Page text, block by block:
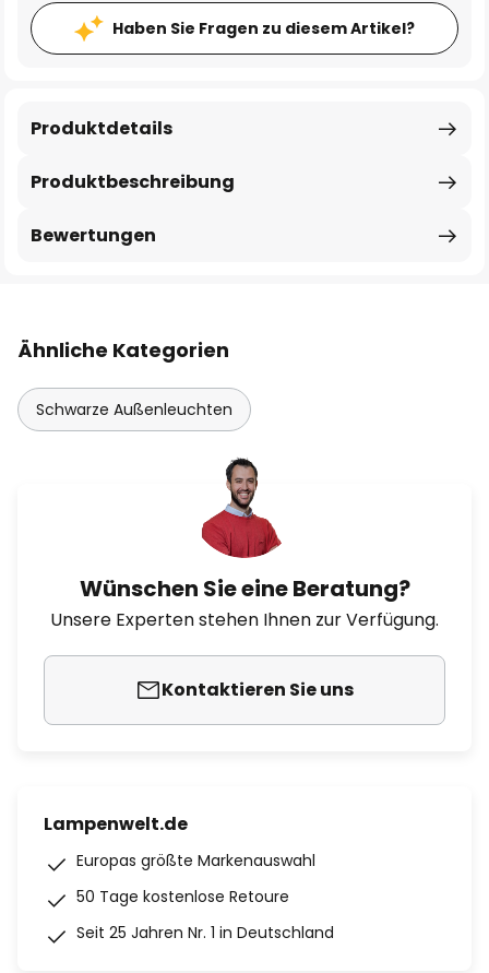
Haben Sie Fragen zu diesem Artikel?
Produktbeschreibung
Produktdetails
Bewertungen
Ähnliche Kategorien
Schwarze Außenleuchten
Wünschen Sie eine Beratung?
Unsere Experten stehen Ihnen zur Verfügung.
Kontaktieren Sie uns
Lampenwelt.de
Europas größte Markenauswahl
50 Tage kostenlose Retoure
Seit 25 Jahren Nr. 1 in Deutschland